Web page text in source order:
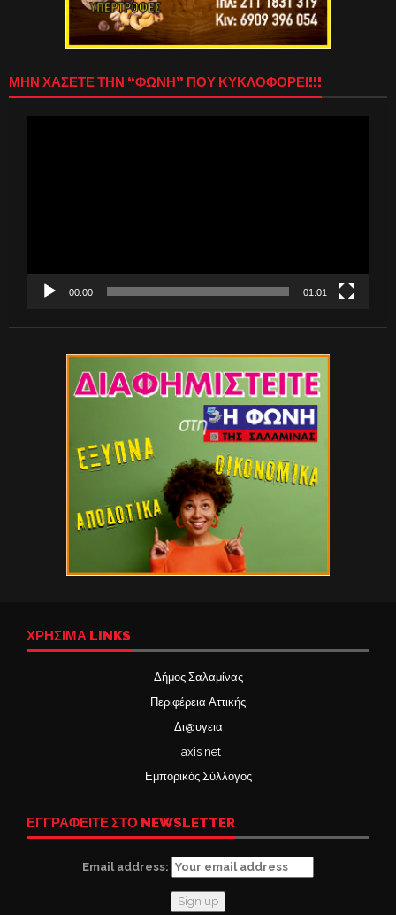
ΜΗΝ ΧΑΣΕΤΕ ΤΗΝ “ΦΩΝΗ” ΠΟΥ ΚΥΚΛΟΦΟΡΕΙ!!!
00:00 01:01
ΧΡΉΣΙΜΑ LINKS
Δήμος Σαλαμίνας
Περιφέρεια Αττικής
Δι@υγεια
Taxis net
Εμπορικός Σύλλογος
ΕΓΓΡΑΦΕΙΤΕ ΣΤΟ NEWSLETTER
Email address: